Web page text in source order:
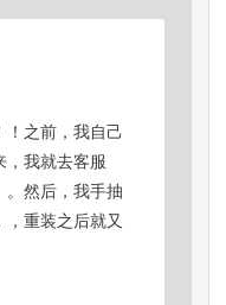
！之前，我自己
，我就去客服
。然后，我手抽
重装之后就又